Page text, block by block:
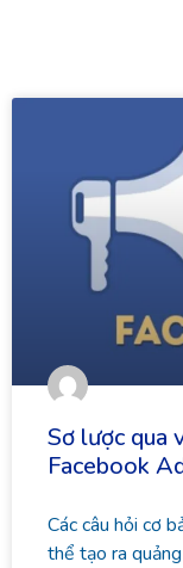
Sơ lược qua
Facebook
Các câu hỏi cơ
thể tạo ra